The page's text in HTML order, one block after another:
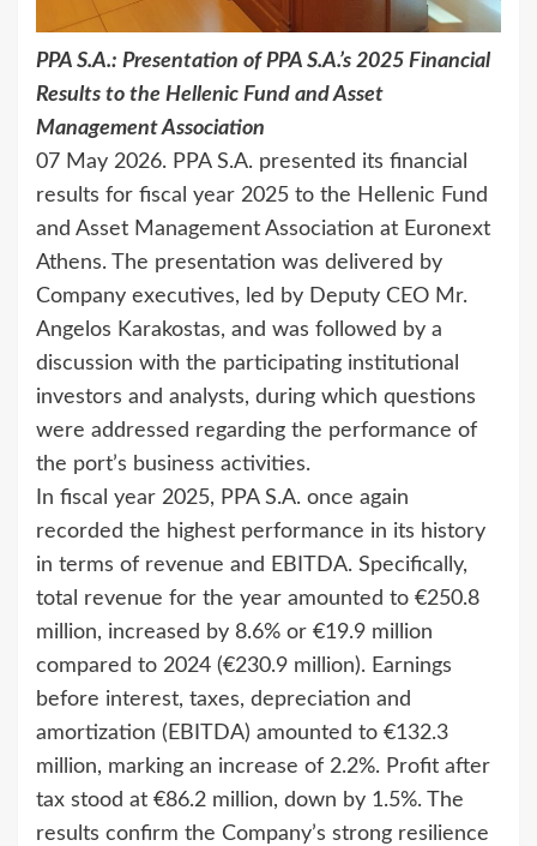
PPA S.A.: Presentation of PPA S.A.’s 2025 Financial
Results to the Hellenic Fund and Asset
Management Association
07 May 2026. PPA S.A. presented its financial
results for fiscal year 2025 to the Hellenic Fund
and Asset Management Association at Euronext
Athens. The presentation was delivered by
Company executives, led by Deputy CEO Mr.
Angelos Karakostas, and was followed by a
discussion with the participating institutional
investors and analysts, during which questions
were addressed regarding the performance of
the port’s business activities.
In fiscal year 2025, PPA S.A. once again
recorded the highest performance in its history
in terms of revenue and EBITDA. Specifically,
total revenue for the year amounted to €250.8
million, increased by 8.6% or €19.9 million
compared to 2024 (€230.9 million). Earnings
before interest, taxes, depreciation and
amortization (EBITDA) amounted to €132.3
million, marking an increase of 2.2%. Profit after
tax stood at €86.2 million, down by 1.5%. The
results confirm the Company’s strong resilience